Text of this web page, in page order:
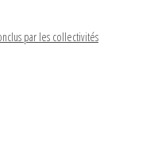
par les collectivités